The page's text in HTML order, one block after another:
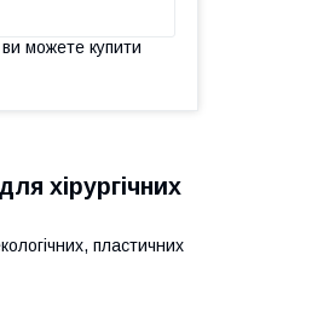
ви можете купити
хірургічних
пластичних